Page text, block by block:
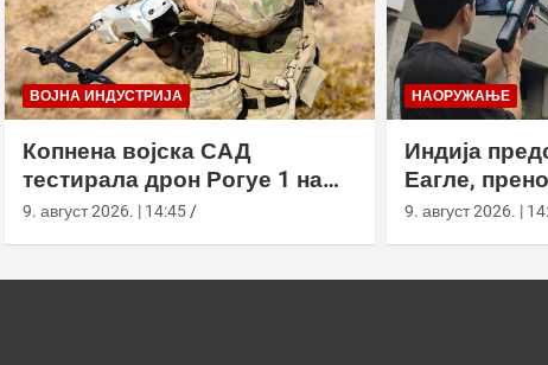
ВОЈНА ИНДУСТРИЈА
Копнена војска САД
тестирала дрон Рогуе 1 на
великој вежби у
9. август 2026. | 14:45
НАОРУЖАЊЕ
Индија
Еагле,
дронова са
9. август 2026. |